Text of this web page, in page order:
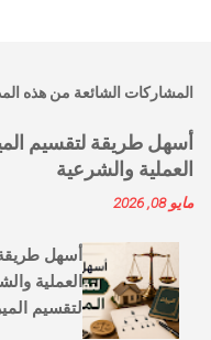
المشاركات الشائعة من هذه
أسهل طريقة لتقسيم
العملية والشرعية
مايو 08, 2026
أسهل
لتقسيم